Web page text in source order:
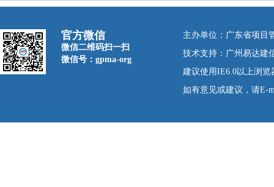
官方微信
微信二维码扫一扫
微信号：gpma-org
主办单位：广东省项目
技术支持：广州易达建
建议使用IE6.0以上浏
如有意见或建议，请E-